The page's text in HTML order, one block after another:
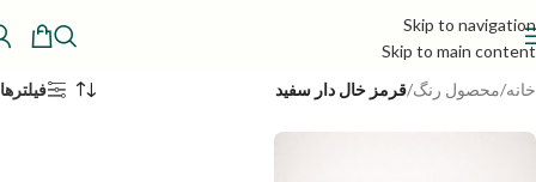
Skip to navigation
Skip to main content
خانه/محصول رنگ/قرمز خال دار سفید فیلترها